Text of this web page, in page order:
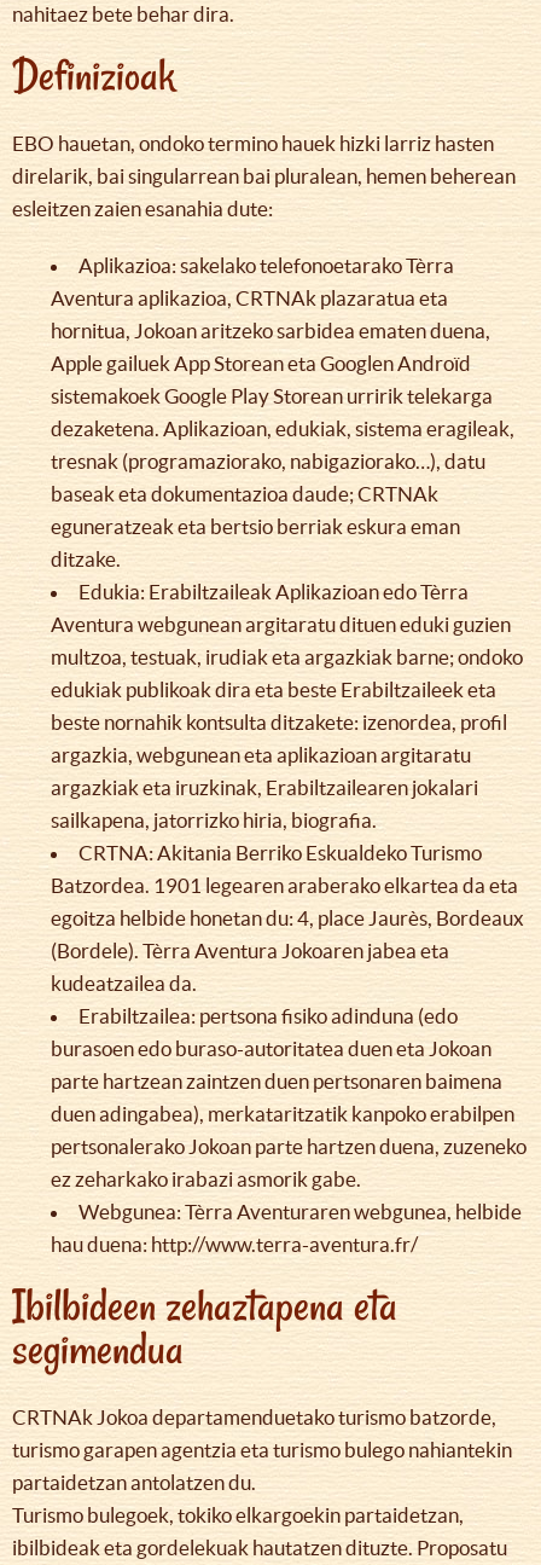
nahitaez bete behar dira.
Definizioak
EBO hauetan, ondoko termino hauek hizki larriz hasten
direlarik, bai singularrean bai pluralean, hemen beherean
esleitzen zaien esanahia dute:
Aplikazioa: sakelako telefonoetarako Tèrra
Aventura aplikazioa, CRTNAk plazaratua eta
hornitua, Jokoan aritzeko sarbidea ematen duena,
Apple gailuek App Storean eta Googlen Androïd
sistemakoek Google Play Storean urririk telekarga
dezaketena. Aplikazioan, edukiak, sistema eragileak,
tresnak (programaziorako, nabigaziorako…), datu
baseak eta dokumentazioa daude; CRTNAk
eguneratzeak eta bertsio berriak eskura eman
ditzake.
Edukia: Erabiltzaileak Aplikazioan edo Tèrra
Aventura webgunean argitaratu dituen eduki guzien
multzoa, testuak, irudiak eta argazkiak barne; ondoko
edukiak publikoak dira eta beste Erabiltzaileek eta
beste nornahik kontsulta ditzakete: izenordea, profil
argazkia, webgunean eta aplikazioan argitaratu
argazkiak eta iruzkinak, Erabiltzailearen jokalari
sailkapena, jatorrizko hiria, biografia.
CRTNA: Akitania Berriko Eskualdeko Turismo
Batzordea. 1901 legearen araberako elkartea da eta
egoitza helbide honetan du: 4, place Jaurès, Bordeaux
(Bordele). Tèrra Aventura Jokoaren jabea eta
kudeatzailea da.
Erabiltzailea: pertsona fisiko adinduna (edo
burasoen edo buraso-autoritatea duen eta Jokoan
parte hartzean zaintzen duen pertsonaren baimena
duen adingabea), merkataritzatik kanpoko erabilpen
pertsonalerako Jokoan parte hartzen duena, zuzeneko
ez zeharkako irabazi asmorik gabe.
Webgunea: Tèrra Aventuraren webgunea, helbide
hau duena: http://www.terra-aventura.fr/
Ibilbideen zehaztapena eta
segimendua
CRTNAk Jokoa departamenduetako turismo batzorde,
turismo garapen agentzia eta turismo bulego nahiantekin
partaidetzan antolatzen du.
Turismo bulegoek, tokiko elkargoekin partaidetzan,
ibilbideak eta gordelekuak hautatzen dituzte. Proposatu